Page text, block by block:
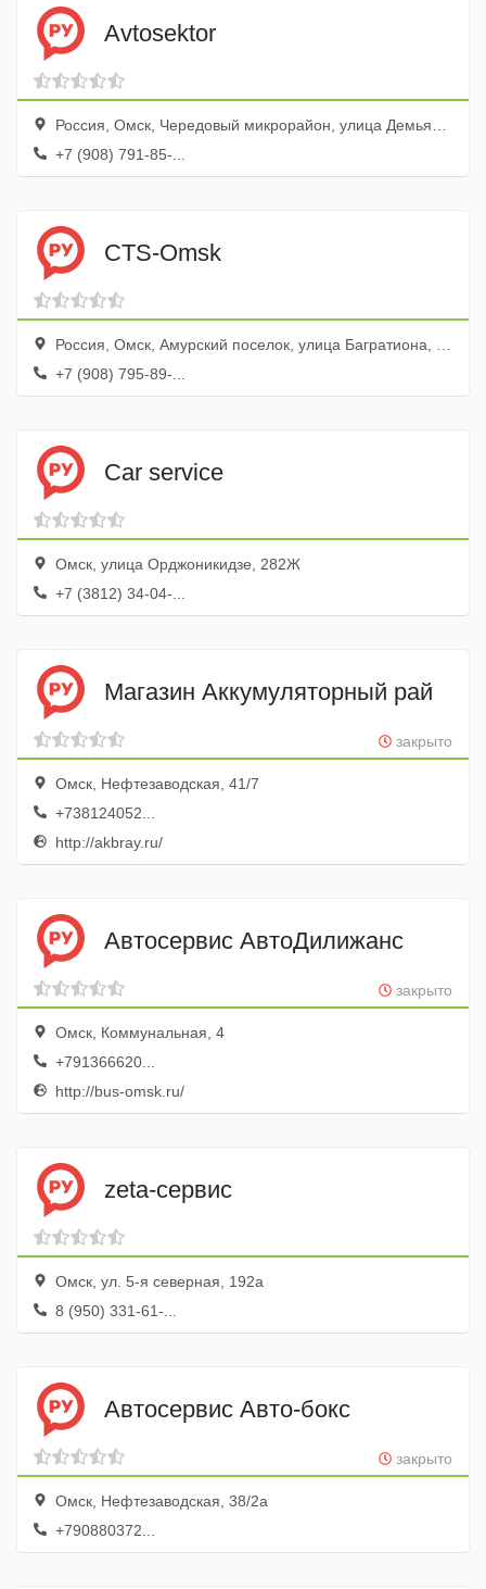
Avtosektor
Россия, Омск, Чередовый микрорайон, улица Демьяна Бедного, 27
+7 (908) 791-85-...
CTS-Omsk
Россия, Омск, Амурский поселок, улица Багратиона, 18
+7 (908) 795-89-...
Car service
Омск, улица Орджоникидзе, 282Ж
+7 (3812) 34-04-...
Магазин Аккумуляторный рай
закрыто
Омск, Нефтезаводская, 41/7
+738124052...
http://akbray.ru/
Автосервис АвтоДилижанс
закрыто
Омск, Коммунальная, 4
+791366620...
http://bus-omsk.ru/
zeta-сервис
Омск, ул. 5-я северная, 192а
8 (950) 331-61-...
Автосервис Авто-бокс
закрыто
Омск, Нефтезаводская, 38/2а
+790880372...